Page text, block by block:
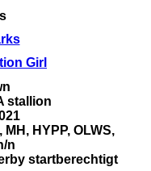
Girl
stallion
HYPP, OLWS,
n
startberechtigt